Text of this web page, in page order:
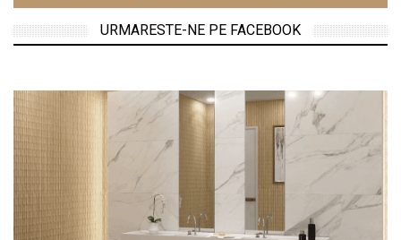
URMARESTE-NE PE FACEBOOK